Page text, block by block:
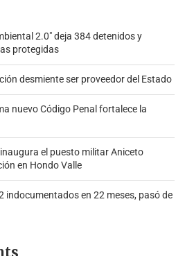
2.0″ deja 384 detenidos y
protegidas
desmiente ser proveedor del Estado
nuevo Código Penal fortalece la
el puesto militar Aniceto
en Hondo Valle
indocumentados en 22 meses, pasó de